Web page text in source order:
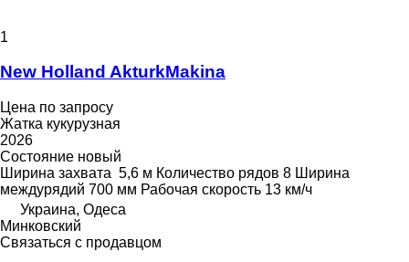
1
New Holland AkturkMakina
Цена по запросу
Жатка кукурузная
2026
Состояние новый
Ширина захвата 5,6 м Количество рядов 8 Ширина
междурядий 700 мм Рабочая скорость 13 км/ч
Украина, Одеса
Минковский
Связаться с продавцом